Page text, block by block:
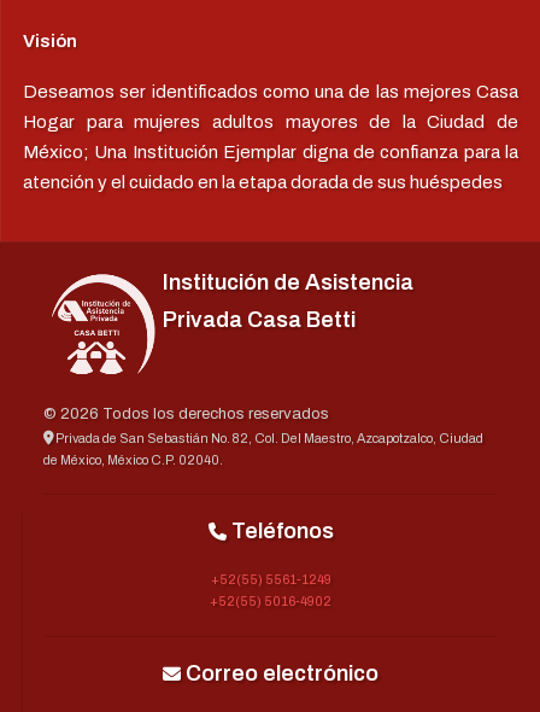
Visión
Deseamos ser identificados como una de las mejores Casa
Hogar para mujeres adultos mayores de la Ciudad de
México; Una Institución Ejemplar digna de confianza para la
atención y el cuidado en la etapa dorada de sus huéspedes
Institución de Asistencia
Privada Casa Betti
© 2026 Todos los derechos reservados
Privada de San Sebastián No. 82, Col. Del Maestro, Azcapotzalco, Ciudad
de México, México C.P. 02040.
Teléfonos
+52(55) 5561-1249
+52(55) 5016-4902
Correo electrónico